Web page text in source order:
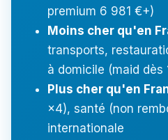
premium 6 981 €+)
Moins cher qu'en
transports,
à domicile (maid dès
Plus cher qu'en
×4), santé (non
internationale